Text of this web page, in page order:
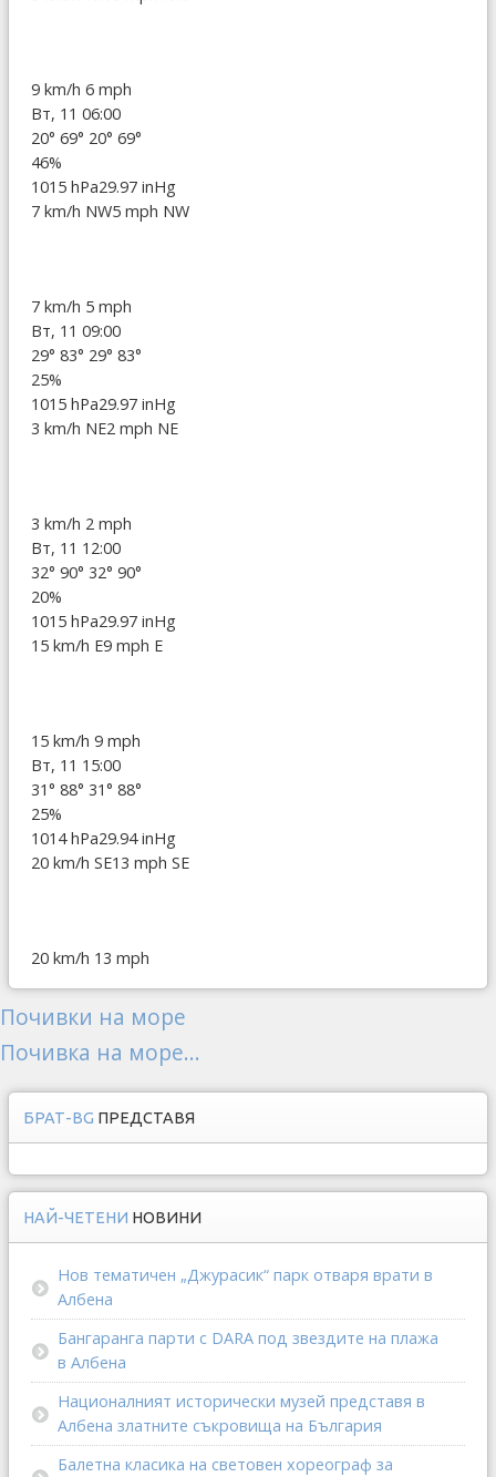
9 km/h 6 mph
Вт, 11 06:00
20° 69° 20° 69°
46%
1015 hPa29.97 inHg
7 km/h NW5 mph NW
7 km/h 5 mph
Вт, 11 09:00
29° 83° 29° 83°
25%
1015 hPa29.97 inHg
3 km/h NE2 mph NE
3 km/h 2 mph
Вт, 11 12:00
32° 90° 32° 90°
20%
1015 hPa29.97 inHg
15 km/h E9 mph E
15 km/h 9 mph
Вт, 11 15:00
31° 88° 31° 88°
25%
1014 hPa29.94 inHg
20 km/h SE13 mph SE
20 km/h 13 mph
Почивки на море
Почивка на море...
БРАТ-BG ПРЕДСТАВЯ
НАЙ-ЧЕТЕНИ НОВИНИ
Нов тематичен „Джурасик“ парк отваря врати в
Албена
Бангаранга парти с DARA под звездите на плажа
в Албена
Националният исторически музей представя в
Албена златните съкровища на България
Балетна класика на световен хореограф за